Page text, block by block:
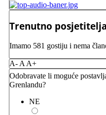
Trenutno posjetitelja
Imamo 581 gostiju i nema
A- A A+
Odobravate li moguće
Grenlandu?
NE